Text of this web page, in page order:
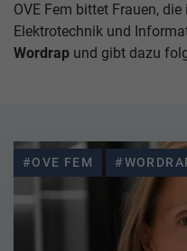
OVE Fem bittet Frauen,
Elektrotechnik und
Wordrap und gibt dazu
#OVE FEM